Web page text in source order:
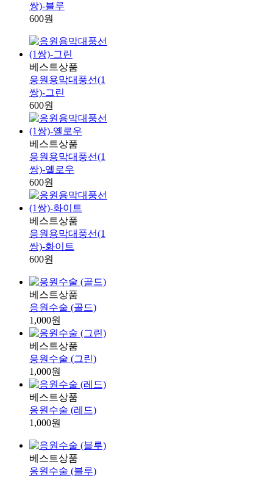
쌍)-블루
600원
베스트상품
응원용막대풍선(1
쌍)-그린
600원
베스트상품
응원용막대풍선(1
쌍)-옐로우
600원
베스트상품
응원용막대풍선(1
쌍)-화이트
600원
베스트상품
응원수술 (골드)
1,000원
베스트상품
응원수술 (그린)
1,000원
베스트상품
응원수술 (레드)
1,000원
베스트상품
응원수술 (블루)